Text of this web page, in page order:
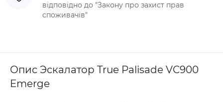
відповідно до "Закону про захист прав
споживачів"
Опис Эскалатор True Palisade VC900
Emerge